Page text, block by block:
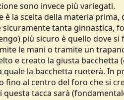
sono invece più variegati.
è la scelta della materia
tanta ginnastica,
più sicuro è quello dove
le mani o tramite un
e creato la giusta
quale la bacchetta ruoterà. In
fino al centro del foro che si
questa tacca sarà